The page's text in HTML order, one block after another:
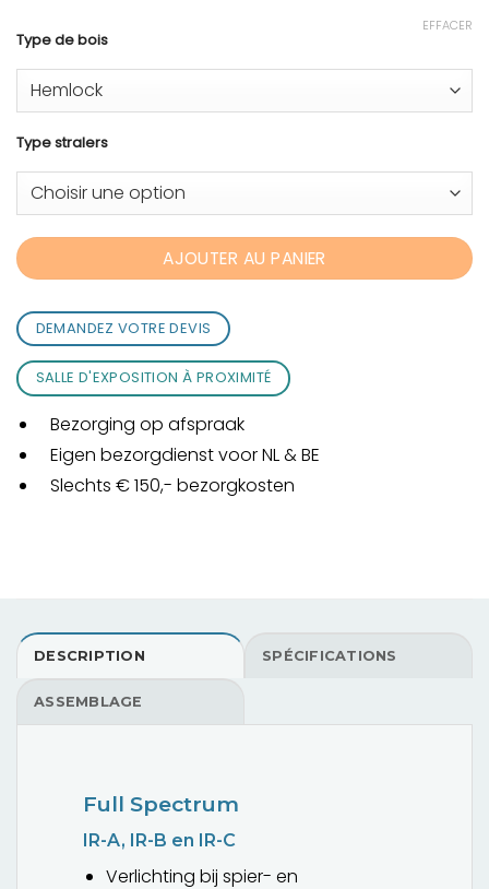
Type de bois
Type stralers
EFFACER
AJOUTER AU PANIER
DEMANDEZ VOTRE DEVIS
SALLE D'EXPOSITION À PROXIMITÉ
Bezorging op afspraak
Eigen bezorgdienst voor NL & BE
Slechts € 150,- bezorgkosten
DESCRIPTION SPÉCIFICATIONS
ASSEMBLAGE
Full Spectrum
IR-A, IR-B en IR-C
Verlichting bij spier- en